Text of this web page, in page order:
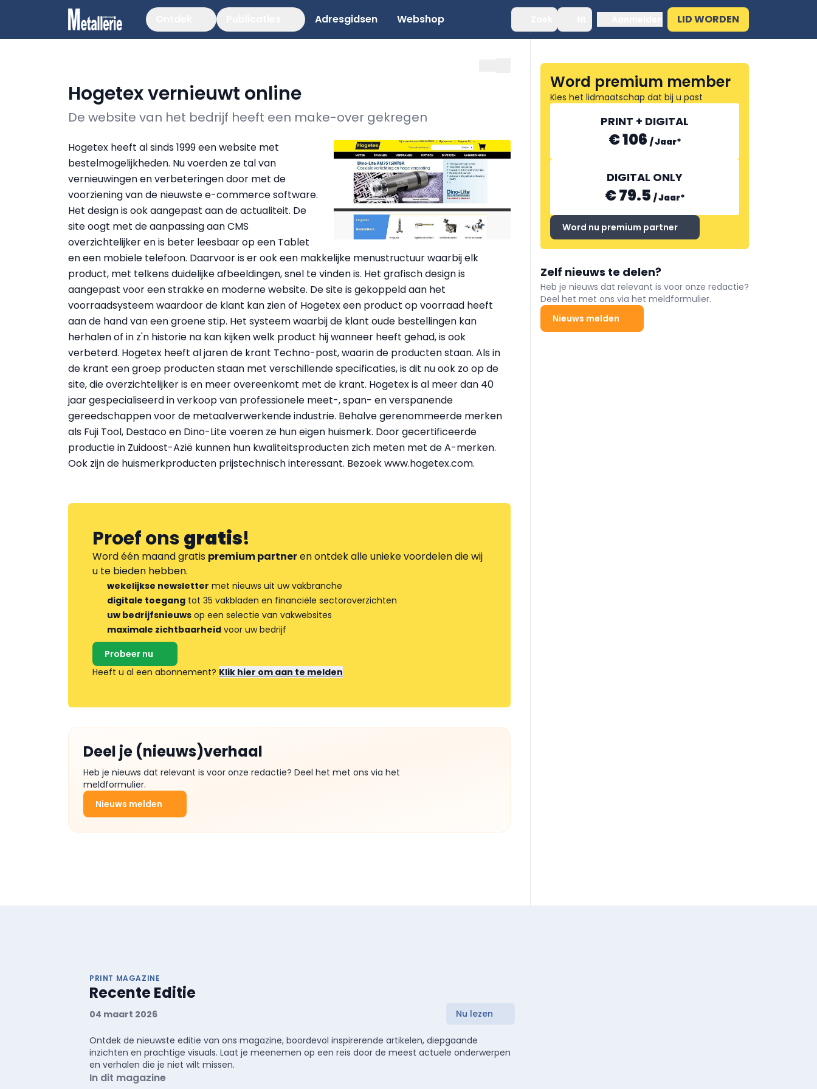
Adresgidsen Webshop LID WORDEN
Hogetex vernieuwt online
De website van het bedrijf heeft een make-over gekregen
Hogetex heeft al sinds 1999 een website met
bestelmogelijkheden. Nu voerden ze tal van
vernieuwingen en verbeteringen door met de
voorziening van de nieuwste e-commerce software.
Het design is ook aangepast aan de actualiteit. De
site oogt met de aanpassing aan CMS
overzichtelijker en is beter leesbaar op een Tablet
en een mobiele telefoon. Daarvoor is er ook een makkelijke menustructuur waarbij elk
product, met telkens duidelijke afbeeldingen, snel te vinden is. Het grafisch design is
aangepast voor een strakke en moderne website. De site is gekoppeld aan het
voorraadsysteem waardoor de klant kan zien of Hogetex een product op voorraad heeft
aan de hand van een groene stip. Het systeem waarbij de klant oude bestellingen kan
herhalen of in z'n historie na kan kijken welk product hij wanneer heeft gehad, is ook
verbeterd. Hogetex heeft al jaren de krant Techno-post, waarin de producten staan. Als in
de krant een groep producten staan met verschillende specificaties, is dit nu ook zo op de
site, die overzichtelijker is en meer overeenkomt met de krant. Hogetex is al meer dan 40
jaar gespecialiseerd in verkoop van professionele meet-, span- en verspanende
gereedschappen voor de metaalverwerkende industrie. Behalve gerenommeerde merken
als Fuji Tool, Destaco en Dino-Lite voeren ze hun eigen huismerk. Door gecertificeerde
productie in Zuidoost-Azië kunnen hun kwaliteitsproducten zich meten met de A-merken.
Ook zijn de huismerkproducten prijstechnisch interessant. Bezoek www.hogetex.com.
Proef onsgratis!
Word één maand gratis premium partneren ontdek alle unieke voordelen die wij
u te bieden hebben.
wekelijkse newsletter met nieuws uit uw vakbranche
digitale toegang tot 35 vakbladen en financiële sectoroverzichten
uw bedrijfsnieuws op een selectie van vakwebsites
maximale zichtbaarheid voor uw bedrijf
Probeer nu
Heeft u al een abonnement? Klik hier om aan te melden
Deel je (nieuws)verhaal
Heb je nieuws dat relevant is voor onze redactie? Deel het met ons via het
meldformulier.
Nieuws melden
Word premium member
Kies het lidmaatschap dat bij u past
PRINT + DIGITAL
€ 106 /Jaar*
DIGITAL ONLY
€ 79.5 /Jaar*
Word nu premium partner
Zelf nieuws te delen?
Heb je nieuws dat relevant is voor onze redactie?
Deel het met ons via het meldformulier.
Nieuws melden
PRINT MAGAZINE
Recente Editie
04 maart 2026 Nu lezen
Ontdek de nieuwste editie van ons magazine, boordevol inspirerende artikelen, diepgaande
inzichten en prachtige visuals. Laat je meenemen op een reis door de meest actuele onderwerpen
en verhalen die je niet wilt missen.
In dit magazine